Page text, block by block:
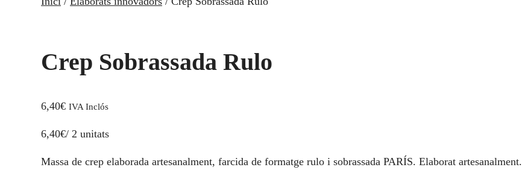
Crep Sobrassada Rulo
6,40€ IVA Inclós
6,40€/ 2 unitats
Massa de crep elaborada artesanalment, farcida de formatge rulo i sobrassada PARÍS. Elaborat artesanalment.